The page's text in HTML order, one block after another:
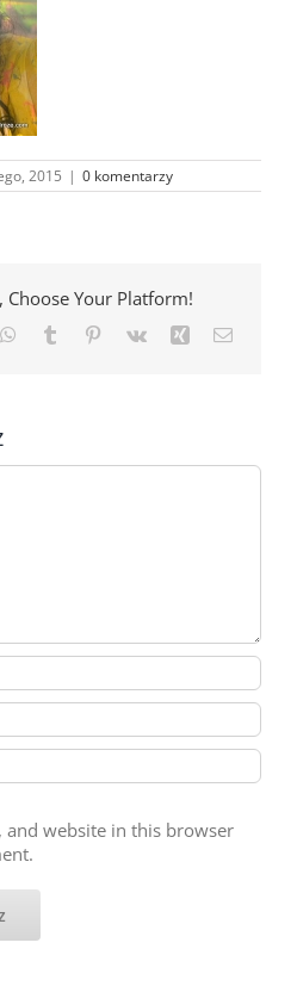
2015 | 0 komentarzy
Choose Your Platform!
WhatsApp
Tumblr Pinterest
Vk Xing Email
and website in this browser